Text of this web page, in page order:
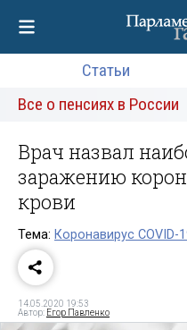
Статьи
Все о пенсиях в России
Врач назвал
заражению
крови
Тема: Коронавирус COVID-
14.05.2020 19:53
Автор: Егор Павленко